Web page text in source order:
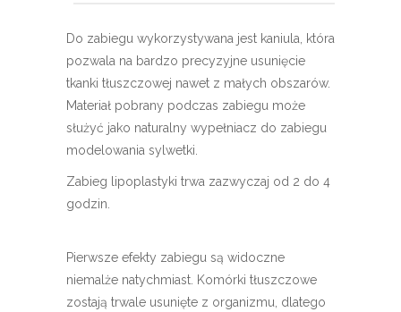
Do zabiegu wykorzystywana jest kaniula, która
pozwala na bardzo precyzyjne usunięcie
tkanki tłuszczowej nawet z małych obszarów.
Materiał pobrany podczas zabiegu może
służyć jako naturalny wypełniacz do zabiegu
modelowania sylwetki.
Zabieg lipoplastyki trwa zazwyczaj od 2 do 4
godzin.
Pierwsze efekty zabiegu są widoczne
niemalże natychmiast. Komórki tłuszczowe
zostają trwale usunięte z organizmu, dlatego